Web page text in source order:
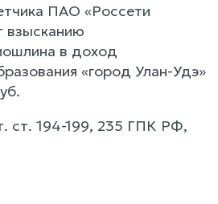
ПАО «Россети
взысканию
в доход
«город Улан-Удэ»
ст. 194-199, 235 ГПК РФ,